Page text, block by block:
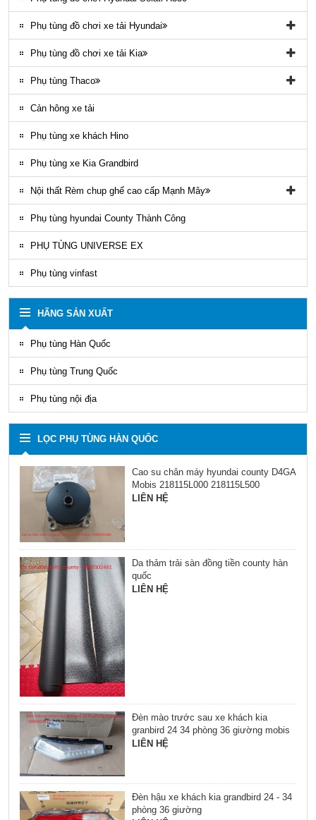
Phụ tùng đồ chơi xe tải Hyundai
Phụ tùng đồ chơi xe tải Hyundai HD65, HD72
Phụ tùng Trago
Phụ tung hyundai mighty ex8
Phụ tùng đồ chơi xe tải Kia
Phụ tùng đồ chơi kia Bongo
Phụ tùng Kia K3000
Phụ tùng Thaco
Phụ tùng vỏ xe khách Thaco
Phụ tùng gầm máy xe khách Thaco
Cản hông xe tải
Phụ tùng xe khách Hino
Phụ tùng xe Kia Grandbird
Nội thất Rèm chup ghế cao cấp Mạnh Mây
Rèm áo ghế xe County Mạnh Mây
Phụ tùng hyundai County Thành Công
PHỤ TÙNG UNIVERSE EX
Phụ tùng vinfast
HÃNG SẢN XUẤT
Phụ tùng Hàn Quốc
Phụ tùng Trung Quốc
Phụ tùng nội địa
LỌC PHỤ TÙNG HÀN QUỐC
Cao su chân máy hyundai county D4GA
Mobis 218115L000 218115L500
LIÊN HỆ
Da thảm trải sàn đồng tiền county hàn
quốc
LIÊN HỆ
Đèn mào trước sau xe khách kia
granbird 24 34 phòng 36 giường mobis
LIÊN HỆ
Đèn hậu xe khách kia grandbird 24 - 34
phòng 36 giường